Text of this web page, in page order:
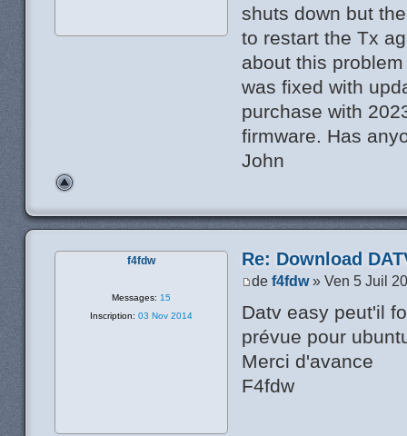
shuts down but
to restart the Tx
about this
was fixed with
purchase with
firmware. Has
John
Re: Download
def4fdw» Ven 5 Juil
Datv easy peut'il
prévue pour
Merci d'avance
F4fdw
f4fdw
Messages: 15
Inscription: 03 Nov 2014